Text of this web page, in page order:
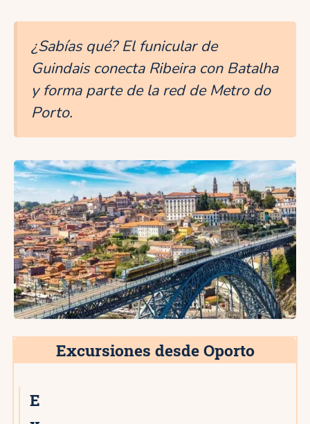
¿Sabías qué? El funicular de
Guindais conecta Ribeira con Batalha
y forma parte de la red de Metro do
Porto.
Excursiones desde Oporto
E